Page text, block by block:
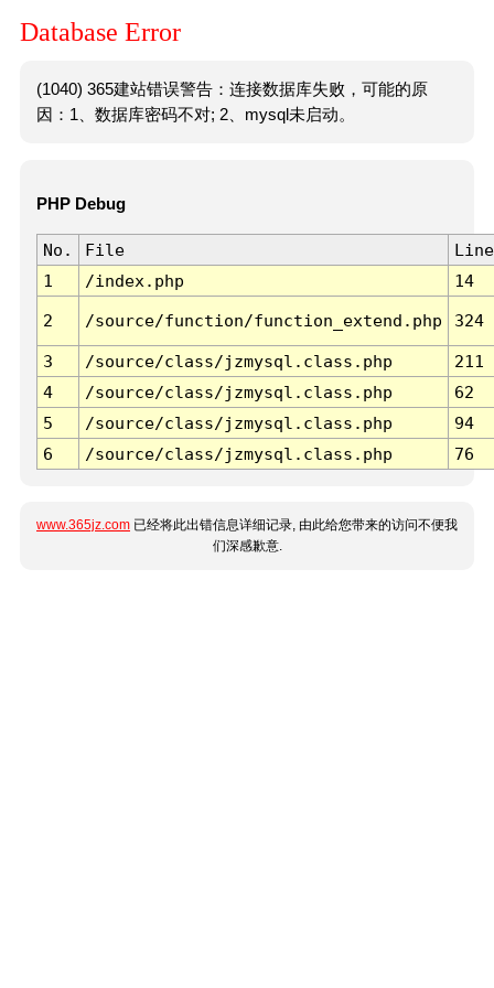
Database Error
(1040) 365建站错误警告：连接数据库失败，可能的原
因：1、数据库密码不对; 2、mysql未启动。
PHP Debug
No. File
Line
1
/index.php 14
2 /source/function/function_extend.php 324
3 /source/class/jzmysql.class.php
211
4
/source/class/jzmysql.class.php
62
5
/source/class/jzmysql.class.php
94
6
/source/class/jzmysql.class.php 76
www.365jz.com 已经将此出错信息详细记录, 由此给您带来的访问不便我
们深感歉意.